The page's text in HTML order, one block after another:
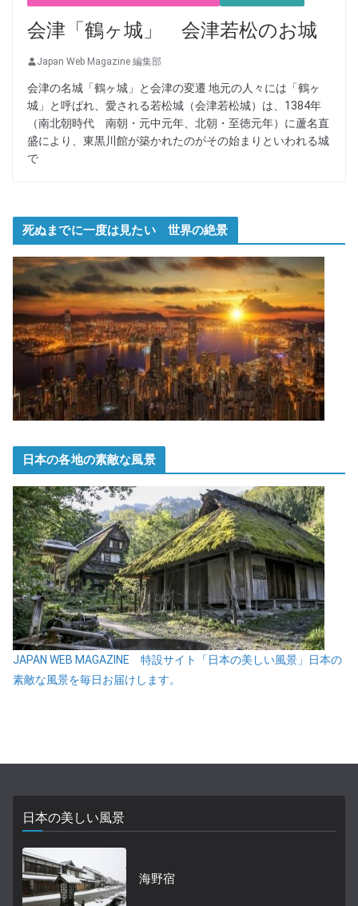
会津「鶴ヶ城」 会津若松のお城
Japan Web Magazine 編集部
会津の名城「鶴ヶ城」と会津の変遷 地元の人々には「鶴ヶ
城」と呼ばれ、愛される若松城（会津若松城）は、1384年
（南北朝時代 南朝・元中元年、北朝・至徳元年）に蘆名直
盛により、東黒川館が築かれたのがその始まりといわれる城
で
死ぬまでに一度は見たい 世界の絶景
日本の各地の素敵な風景
JAPAN WEB MAGAZINE 特設サイト「日本の美しい風景」日本の
素敵な風景を毎日お届けします。
日本の美しい風景
海野宿